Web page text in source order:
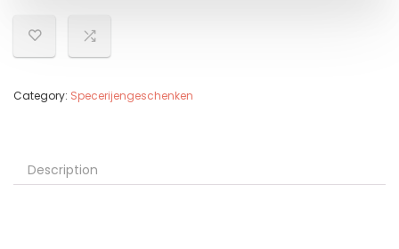
Category: Specerijengeschenken
Description